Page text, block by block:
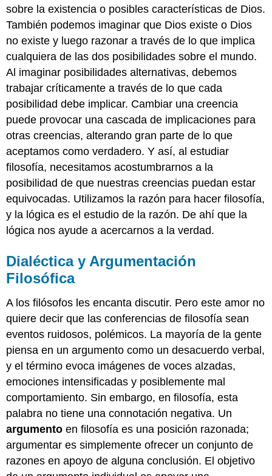
sobre la existencia o posibles características de Dios.
También podemos imaginar que Dios existe o Dios
no existe y luego razonar a través de lo que implica
cualquiera de las dos posibilidades sobre el mundo.
Al imaginar posibilidades alternativas, debemos
trabajar críticamente a través de lo que cada
posibilidad debe implicar. Cambiar una creencia
puede provocar una cascada de implicaciones para
otras creencias, alterando gran parte de lo que
aceptamos como verdadero. Y así, al estudiar
filosofía, necesitamos acostumbrarnos a la
posibilidad de que nuestras creencias puedan estar
equivocadas. Utilizamos la razón para hacer filosofía,
y la lógica es el estudio de la razón. De ahí que la
lógica nos ayude a acercarnos a la verdad.
Dialéctica y Argumentación
Filosófica
A los filósofos les encanta discutir. Pero este amor no
quiere decir que las conferencias de filosofía sean
eventos ruidosos, polémicos. La mayoría de la gente
piensa en un argumento como un desacuerdo verbal,
y el término evoca imágenes de voces alzadas,
emociones intensificadas y posiblemente mal
comportamiento. Sin embargo, en filosofía, esta
palabra no tiene una connotación negativa. Un
argumento en filosofía es una posición razonada;
argumentar es simplemente ofrecer un conjunto de
razones en apoyo de alguna conclusión. El objetivo